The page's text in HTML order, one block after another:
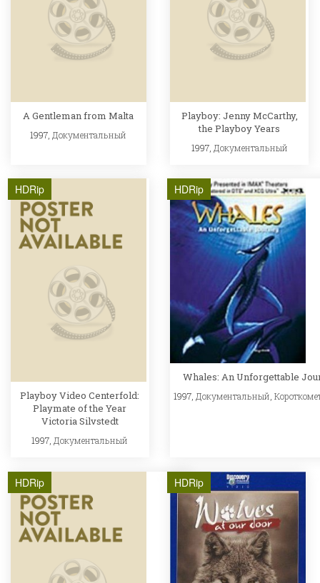
A Gentleman from Malta
1997, Документальный
Playboy: Jenny McCarthy,
the Playboy Years
1997, Документальный
HDRip
Playboy Video Centerfold:
Playmate of the Year
Victoria Silvstedt
1997,Документальный
HDRip
Whales: An Unforgettable
1997, Документальный ,
HDRip HDRip